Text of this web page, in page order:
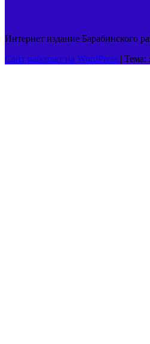
Интернет издание Барабинского
Сайт работает на WordPress | Тема: